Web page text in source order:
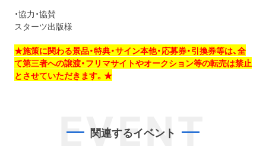
・協力・協賛
スターツ出版様
★施策に関わる景品・特典・サイン本他・応募券・引換券等は、全
て第三者への譲渡・フリマサイトやオークション等の転売は禁止
とさせていただきます。★
EVENT
関連するイベント